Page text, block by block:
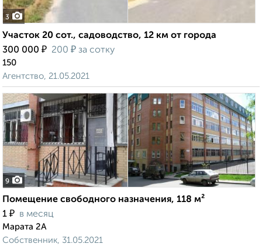
3
Участок 20 сот., садоводство, 12 км от города
300 000 ₽ 200 ₽ за сотку
150
Агентство, 21.05.2021
9
Помещение свободного назначения, 118 м²
1 ₽ в месяц
Марата 2А
Собственник, 31.05.2021